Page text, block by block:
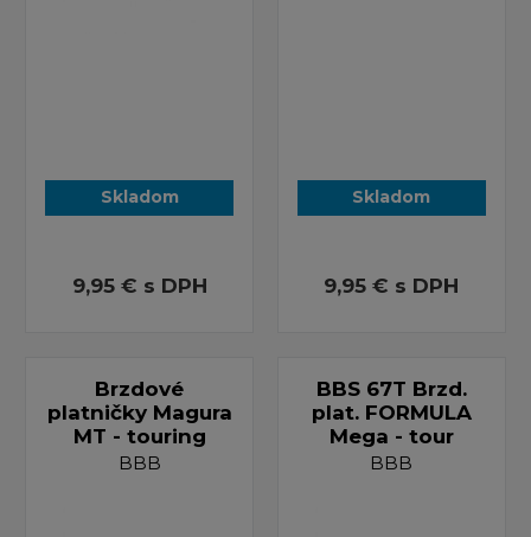
Skladom
9,95 € s DPH
Skladom
9,95 € s DPH
Brzdové
platničky Magura
MT - touring
BBB
BBS 67T Brzd.
plat. FORMULA
Mega - tour
BBB